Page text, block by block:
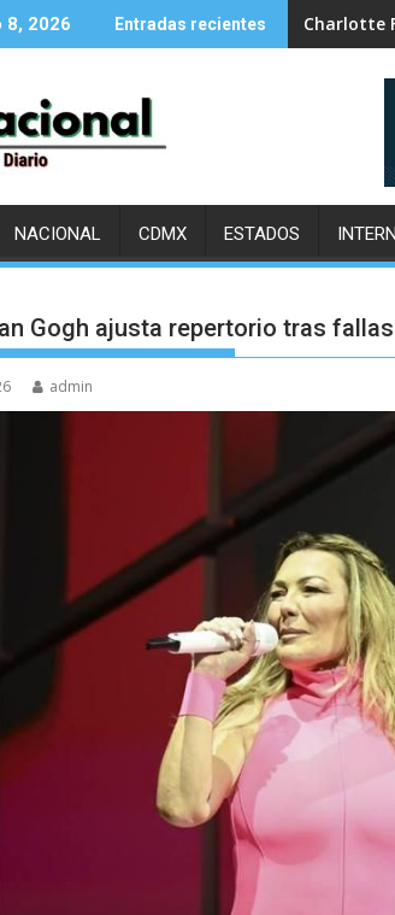
8, 2026 Entradas recientes FC
Charlotte
NACIONAL CDMX ESTADOS
Gogh ajusta repertorio tras
admin